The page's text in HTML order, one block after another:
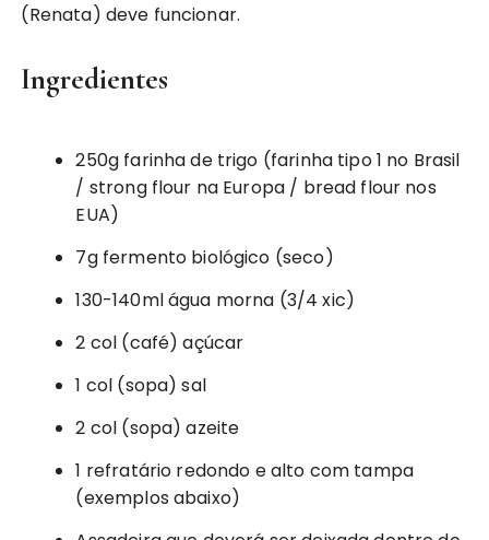
(Renata) deve funcionar.
Ingredientes
250g farinha de trigo (farinha tipo 1 no Brasil
/ strong flour na Europa / bread flour nos
EUA)
7g fermento biológico (seco)
130-140ml água morna (3/4 xic)
2 col (café) açúcar
1 col (sopa) sal
2 col (sopa) azeite
1 refratário redondo e alto com tampa
(exemplos abaixo)